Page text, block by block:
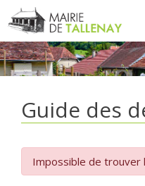
Aller
au
contenu
Guide des
Impossible de trouver